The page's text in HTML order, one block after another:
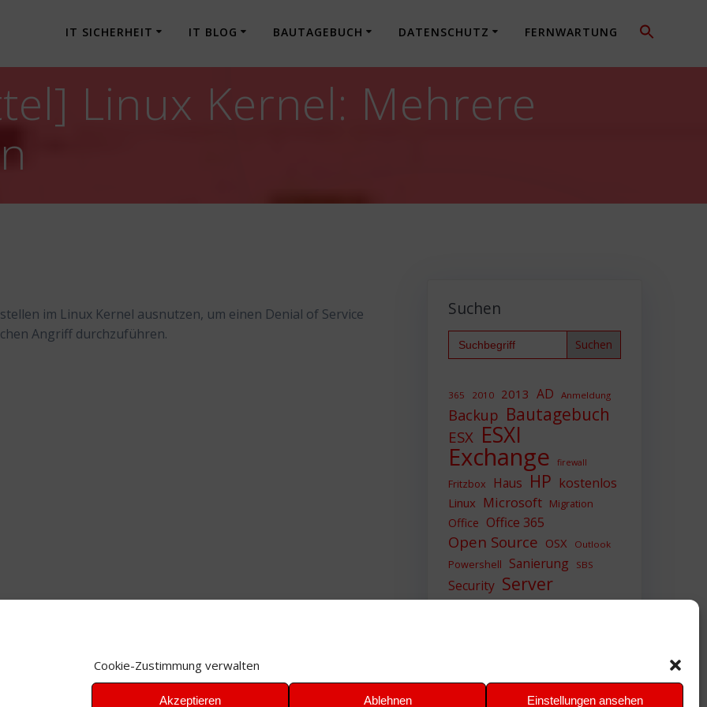
Cookie-Zustimmung verwalten
Akzeptieren Ablehnen Einstellungen ansehen
IT SICHERHEIT IT BLOG BAUTAGEBUCH DATENSCHUTZ FERNWARTUNG
Linux Kernel: Mehrere
im Linux Kernel ausnutzen, um einen Denial of Service
Angriff durchzuführen.
Suchen
Search
for:
365 2010 2013 AD Anmeldung
Backup Bautagebuch
ESX ESXI
Exchange firewall
Fritzbox Haus HP kostenlos
Linux Microsoft Migration
Office Office 365
Open Source OSX Outlook
Powershell Sanierung SBS
Security Server
Sicherheit SIEM
VMWare VPN WAZUH